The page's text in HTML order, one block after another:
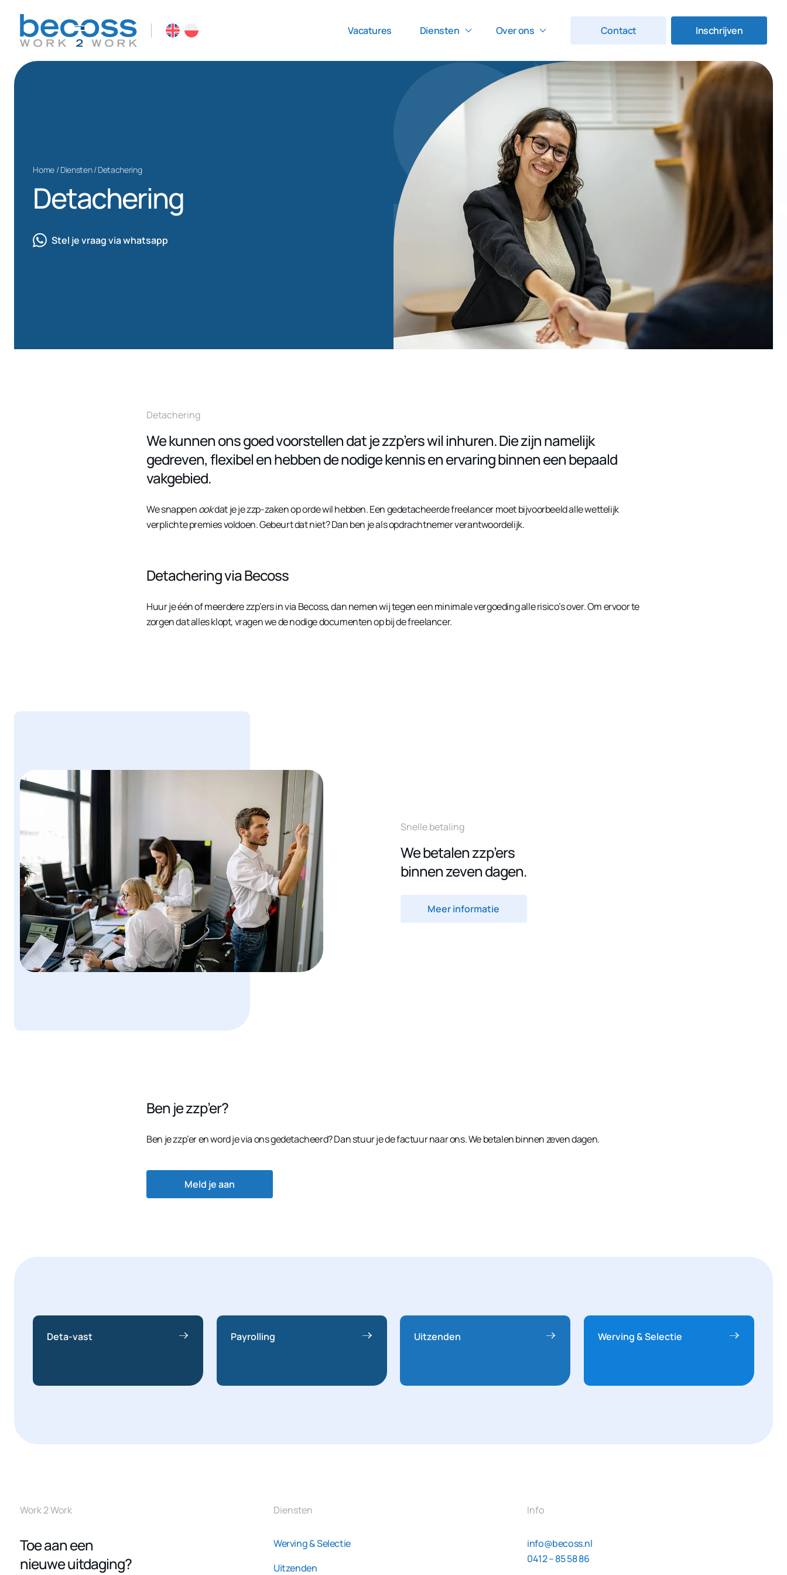
Vacatures Diensten Over ons Contact Inschrijven
Home /Diensten/Detachering
Detachering
Stel je vraag via whatsapp
Detachering
We kunnen ons goed voorstellen dat je zzp’ers wil inhuren. Die zijn namelijk
gedreven, flexibel en hebben de nodige kennis en ervaring binnen een bepaald
vakgebied.
We snappenookdat je je zzp-zaken op orde wil hebben. Een gedetacheerde freelancer moet bijvoorbeeld alle wettelijk
verplichte premies voldoen. Gebeurt dat niet? Dan ben je als opdrachtnemer verantwoordelijk.
Detachering via Becoss
Huur je één of meerdere zzp’ers in via Becoss, dan nemen wij tegen een minimale vergoeding alle risico’s over. Om ervoor te
zorgen dat alles klopt, vragen we de nodige documenten op bij de freelancer.
Snelle betaling
We betalen zzp’ers
binnen zeven dagen.
Meer informatie
Ben je zzp’er?
Ben je zzp’er en word je via ons gedetacheerd? Dan stuur je de factuur naar ons. We betalen binnen zeven dagen.
Meld je aan
Deta-vast Payrolling Uitzenden Werving & Selectie
Work 2 Work
Toe aan een
nieuwe uitdaging?
Diensten
Werving & Selectie
Uitzenden
Info
info@becoss.nl
0412 – 85 58 86